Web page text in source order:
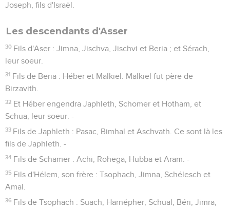
Joseph, fils d'Israël.
Les descendants d'Asser
30 Fils d'Aser : Jimna, Jischva, Jischvi et Beria ; et Sérach,
leur soeur.
31 Fils de Beria : Héber et Malkiel. Malkiel fut père de
Birzavith.
32 Et Héber engendra Japhleth, Schomer et Hotham, et
Schua, leur soeur. -
33 Fils de Japhleth : Pasac, Bimhal et Aschvath. Ce sont là les
fils de Japhleth. -
34 Fils de Schamer : Achi, Rohega, Hubba et Aram. -
35 Fils d'Hélem, son frère : Tsophach, Jimna, Schélesch et
Amal.
36 Fils de Tsophach : Suach, Harnépher, Schual, Béri, Jimra,